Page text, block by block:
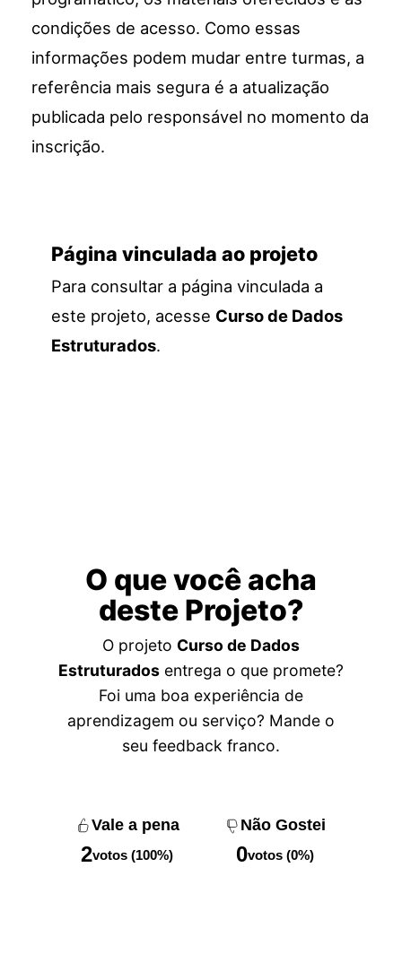
condições de acesso. Como essas
informações podem mudar entre turmas, a
referência mais segura é a atualização
publicada pelo responsável no momento da
inscrição.
Página vinculada ao projeto
Para consultar a página vinculada a
este projeto, acesse Curso de Dados
Estruturados.
O que você acha
deste Projeto?
O projeto Curso de Dados
Estruturados entrega o que promete?
Foi uma boa experiência de
aprendizagem ou serviço? Mande o
seu feedback franco.
Vale a pena
2votos (100%)
Não Gostei
0votos (0%)